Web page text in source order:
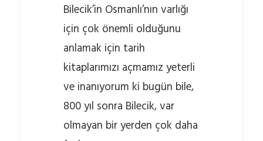
Bilecik’in Osmanlı’nın varlığı
için çok önemli olduğunu
anlamak için tarih
kitaplarımızı açmamız yeterli
ve inanıyorum ki bugün bile,
800 yıl sonra Bilecik, var
olmayan bir yerden çok daha